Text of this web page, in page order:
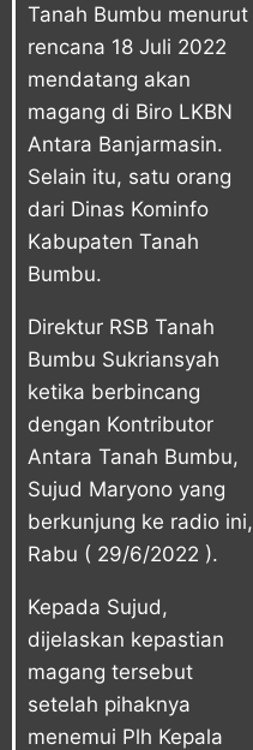
Tanah Bumbu menurut
rencana 18 Juli 2022
mendatang akan
magang di Biro LKBN
Antara Banjarmasin.
Selain itu, satu orang
dari Dinas Kominfo
Kabupaten Tanah
Bumbu.
Direktur RSB Tanah
Bumbu Sukriansyah
ketika berbincang
dengan Kontributor
Antara Tanah Bumbu,
Sujud Maryono yang
berkunjung ke radio ini,
Rabu ( 29/6/2022 ).
Kepada Sujud,
dijelaskan kepastian
magang tersebut
setelah pihaknya
menemui Plh Kepala